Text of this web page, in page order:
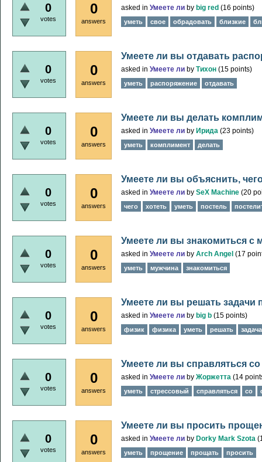
0
votes
0
answers
asked in Умеете ли by big red (16 points)
уметь свое обрадовать близкие
0
votes
0
answers
Умеете ли вы отдавать
asked in Умеете ли by Тихон (15 points)
уметь распоряжение отдавать
0
votes
0
answers
Умеете ли вы делать
asked in Умеете ли by Ирида (23 points)
уметь комплимент делать
0
votes
0
answers
Умеете ли вы объяснить,
asked in Умеете ли by SeX Machine (20
чего хотеть уметь постель
0
votes
0
answers
Умеете ли вы знакомиться с
asked in Умеете ли by Arch Angel (17
уметь мужчина знакомиться
0
votes
0
answers
Умеете ли вы решать задачи
asked in Умеете ли by big b (15 points)
физик физика уметь решать задача
0
votes
0
answers
Умеете ли вы справляться
asked in Умеете ли by Жоржетта (14
уметь стрессовый справляться со
0
votes
0
answers
Умеете ли вы просить
asked in Умеете ли by Dorky Mark Szota (
уметь прощение прощать просить